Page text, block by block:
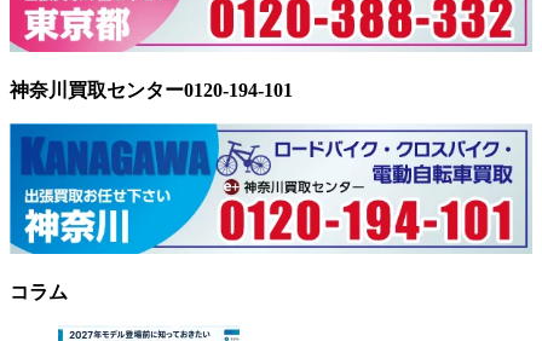
神奈川買取センター0120-194-101
コラム